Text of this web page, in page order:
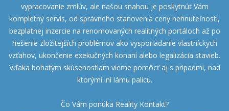
vypracovanie zmlúv, ale našou snahou je poskytnúť Vám
kompletný servis, od správneho stanovenia ceny nehnuteľnosti,
bezplatnej inzercie na renomovaných realitných portáloch až po
riešenie zložitejších problémov ako vysporiadanie vlastníckych
vzťahov, ukončenie exekučných konaní alebo legalizácia stavieb.
Vďaka bohatým skúsenostiam vieme pomôcť aj s prípadmi, nad
ktorými iní lámu palicu.
Čo Vám ponúka Reality Kontakt?